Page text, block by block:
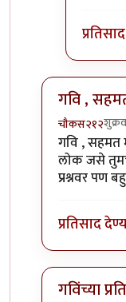
गवि ,
चौकस२१२
In reply to
गवि , सहमत
लोक जसे
प्रश्नवर पण
प्रतिसाद
गविंच्या